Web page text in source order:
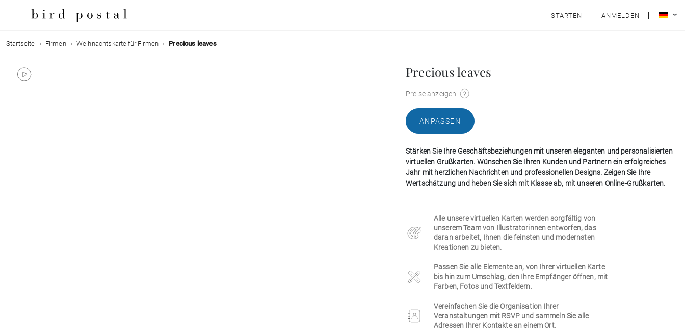
STARTEN ANMELDEN
Hochzeit
Geburt
Startseite Firmen Weihnachtskarte für Firmen Precious leaves
Precious leaves
Preise anzeigen
ANPASSEN
Stärken Sie Ihre Geschäftsbeziehungen mit unseren eleganten und personalisierten
virtuellen Grußkarten. Wünschen Sie Ihren Kunden und Partnern ein erfolgreiches
Jahr mit herzlichen Nachrichten und professionellen Designs. Zeigen Sie Ihre
Wertschätzung und heben Sie sich mit Klasse ab, mit unseren Online-Grußkarten.
Alle unsere virtuellen Karten werden sorgfältig von
unserem Team von Illustratorinnen entworfen, das
daran arbeitet, Ihnen die feinsten und modernsten
Kreationen zu bieten.
Passen Sie alle Elemente an, von Ihrer virtuellen Karte
bis hin zum Umschlag, den Ihre Empfänger öffnen, mit
Farben, Fotos und Textfeldern.
Vereinfachen Sie die Organisation Ihrer
Veranstaltungen mit RSVP und sammeln Sie alle
Adressen Ihrer Kontakte an einem Ort.